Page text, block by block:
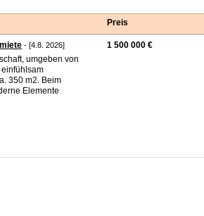
Preis
- [4.8. 2026]
umgeben von
350 m2. Beim
Elemente
1 500 000 €